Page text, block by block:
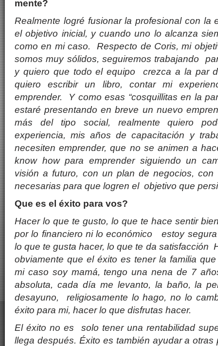
mente?
Realmente logré fusionar la profesional con la
el objetivo inicial, y cuando uno lo alcanza
como en mi caso. Respecto de Coris, mi
somos muy sólidos, seguiremos trabajando
y quiero que todo el equipo crezca a la par
quiero escribir un libro, contar mi
emprender. Y como esas “cosquillitas en la
estaré presentando en breve un nuevo
más del tipo social, realmente quiero
experiencia, mis años de capacitación y
necesiten emprender, que no se animen a
know how para emprender siguiendo un
visión a futuro, con un plan de negocios, con
necesarias para que logren el objetivo que
Que es el éxito para vos?
Hacer lo que te gusto, lo que te hace sentir
por lo financiero ni lo económico estoy
lo que te gusta hacer, lo que te da satisfacción
obviamente que el éxito es tener la familia
mi caso soy mamá, tengo una nena de 7
absoluta, cada día me levanto, la baño, la
desayuno, religiosamente lo hago, no lo
éxito para mi, hacer lo que disfrutas hacer.
El éxito no es solo tener una rentabilidad
llega después. Éxito es también ayudar a